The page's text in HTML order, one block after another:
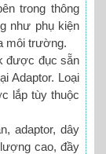
trong thông
như phụ kiện
môi trường.
được đục sẵn
Adaptor. Loại
lắp tùy thuộc
adaptor, dây
cao, đầy